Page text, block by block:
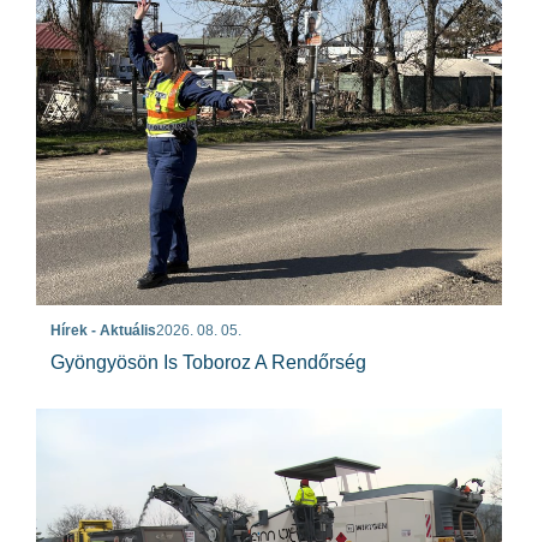
Hírek - Aktuális2026. 08. 05.
Gyöngyösön Is Toboroz A Rendőrség